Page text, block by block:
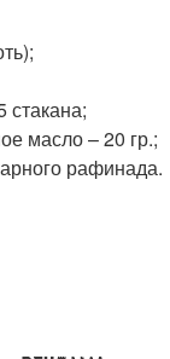
стакана;
масло – 20 гр.;
рафинада.